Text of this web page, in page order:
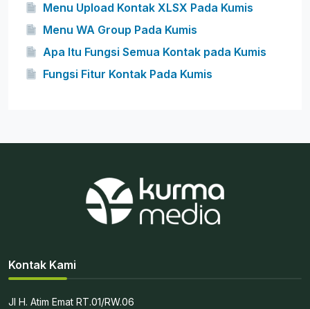
Menu Upload Kontak XLSX Pada Kumis
Menu WA Group Pada Kumis
Apa Itu Fungsi Semua Kontak pada Kumis
Fungsi Fitur Kontak Pada Kumis
Kontak Kami
Jl H. Atim Emat RT.01/RW.06